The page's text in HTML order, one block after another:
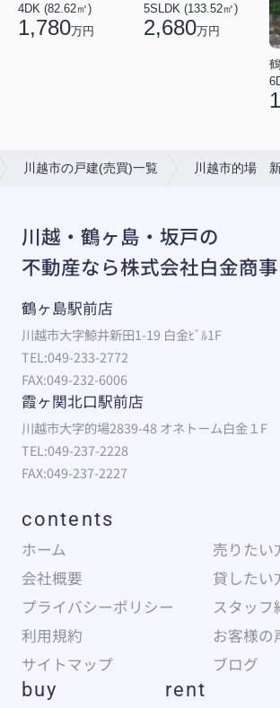
4DK (82.62㎡)
1,780万円
5SLDK (133.52㎡)
2,680万円
川越市の戸建(売買)一覧 川越市的場
川越・鶴ヶ島・坂戸の
不動産なら株式会社白金商事
鶴ヶ島駅前店
川越市大字鯨井新田1-19 白金ﾋﾞﾙ1F
TEL:049-233-2772
FAX:049-232-6006
霞ヶ関北口駅前店
川越市大字的場2839-48 オネトーム白金１F
TEL:049-237-2228
FAX:049-237-2227
contents
ホーム
売りたい
会社概要
貸したい
プライバシーポリシー
スタッフ
利用規約
お客様の
サイトマップ
ブログ
buy rent